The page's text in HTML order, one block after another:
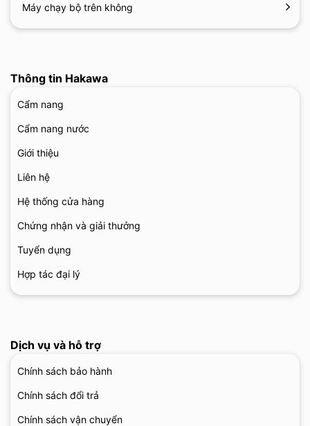
điện áp 100 V, áp lực nước 70 kPa đến 350 kPa và nhiệt độ
nước dưới 35 ℃.
Máy chạy bộ trên không
Thông tin Hakawa
Cẩm nang
Cẩm nang nước
Giới thiệu
Liên hệ
Hệ thống cửa hàng
Chứng nhận và giải thưởng
Tuyển dụng
Hợp tác đại lý
Dịch vụ và hỗ trợ
Chính sách bảo hành
Chính sách đổi trả
Chính sách vận chuyển